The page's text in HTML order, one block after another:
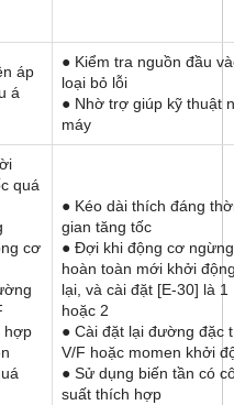
áp
á
● Kiểm tra nguồn đầu
loại bỏ lỗi
● Nhờ trợ giúp kỹ thuật
máy
quá
cơ
hợp
● Kéo dài thích đáng
gian tăng tốc
● Đợi khi động cơ ngừng
hoàn toàn mới khởi
lại, và cài đặt [E-30] là 1
hoặc 2
● Cài đặt lại đường đặc
V/F hoặc momen khởi
● Sử dụng biến tần có
suất thích hợp